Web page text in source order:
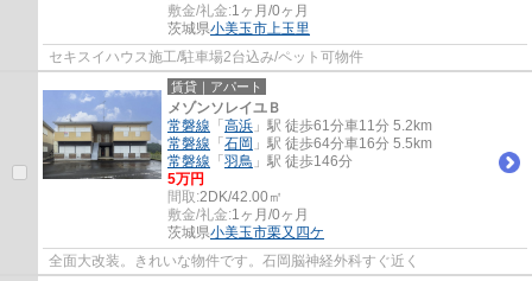
敷金/礼金:1ヶ月/0ヶ月
茨城県小美玉市上玉里
セキスイハウス施工/駐車場2台込み/ペット可物件
賃貸｜アパート
メゾンソレイユＢ
常磐線 「 高浜 」駅 徒歩61分車11分 5.2km
常磐線 「 石岡 」駅 徒歩64分車16分 5.5km
常磐線 「 羽鳥 」駅 徒歩146分
5万円
間取:2DK/42.00㎡
敷金/礼金:1ヶ月/0ヶ月
茨城県小美玉市栗又四ケ
全面大改装。きれいな物件です。石岡脳神経外科すぐ近く